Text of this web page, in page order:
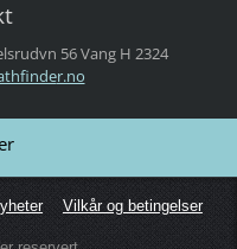
56Vang H 2324
r.no
Vilkår og betingelser